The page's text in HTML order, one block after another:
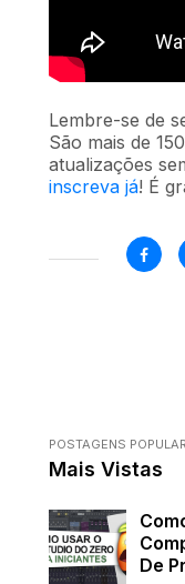
Lembre-se de
São mais de
atualizações
inscreva já! É
POSTAGENS
Mais Vistas
De